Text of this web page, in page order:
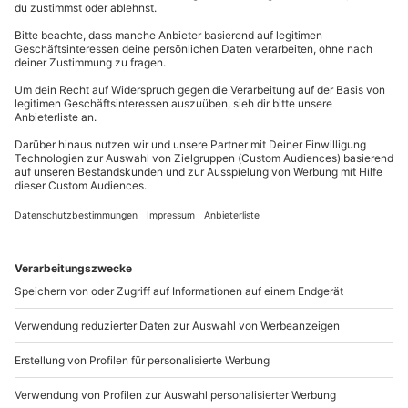
Gutschein gültig für 1 Person
Gruppengröße: 6-12 Personen
Kontakt & FAQ
mydaysGmbH
Mühldorfstraße 8
81671
Du erreichst uns telefonisch zu folgenden Zeiten,
außer an bundesweiten Feiertagen:
Mo-Fr: 8-20 Uhr | Sa: 10-16 Uhr
Du möchtest als Firma bestellen?
Sichere Dir attraktive Firmenkunden Vorteile.
089 / 21 12 90 20
Mo-Fr: 9-17 Uhr